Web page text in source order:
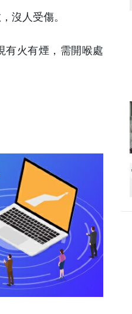
沒人受傷。
有火有煙，需開喉處